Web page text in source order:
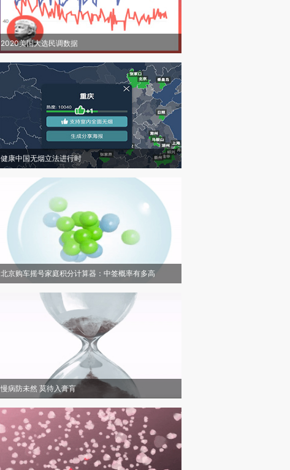
2020美国大选民调数据
健康中国无烟立法进行时
北京购车摇号家庭积分计算器：中签概率有多高
慢病防未然 莫待入膏肓